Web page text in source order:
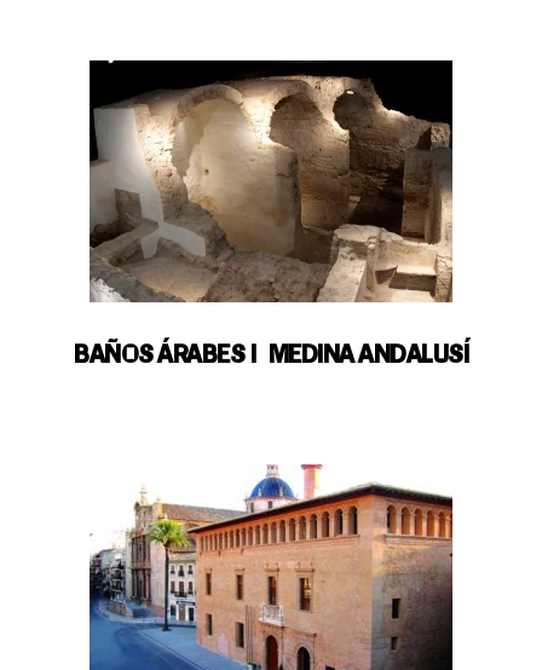
BAÑOS ÁRABES | MEDINA ANDALUSÍ